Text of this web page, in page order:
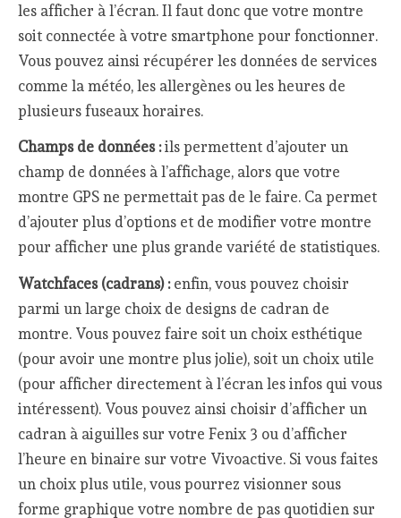
les afficher à l’écran. Il faut donc que votre montre
soit connectée à votre smartphone pour fonctionner.
Vous pouvez ainsi récupérer les données de services
comme la météo, les allergènes ou les heures de
plusieurs fuseaux horaires.
Champs de données :ils permettent d’ajouter un
champ de données à l’affichage, alors que votre
montre GPS ne permettait pas de le faire. Ca permet
d’ajouter plus d’options et de modifier votre montre
pour afficher une plus grande variété de statistiques.
Watchfaces (cadrans) : enfin, vous pouvez choisir
parmi un large choix de designs de cadran de
montre. Vous pouvez faire soit un choix esthétique
(pour avoir une montre plus jolie), soit un choix utile
(pour afficher directement à l’écran les infos qui vous
intéressent). Vous pouvez ainsi choisir d’afficher un
cadran à aiguilles sur votre Fenix 3 ou d’afficher
l’heure en binaire sur votre Vivoactive. Si vous faites
un choix plus utile, vous pourrez visionner sous
forme graphique votre nombre de pas quotidien sur